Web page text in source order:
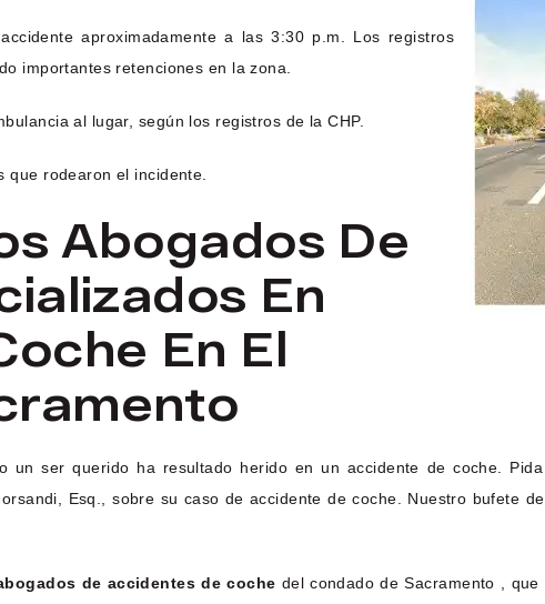
aproximadamente a las 3:30 p.m. Los registros
importantes retenciones en la zona.
al lugar, según los registros de la CHP.
que rodearon el incidente.
Abogados De
En
En El
un ser querido ha resultado herido en un accidente de coche.
Esq., sobre su caso de accidente de coche. Nuestro bufete
de accidentes de coche del condado de Sacramento ,